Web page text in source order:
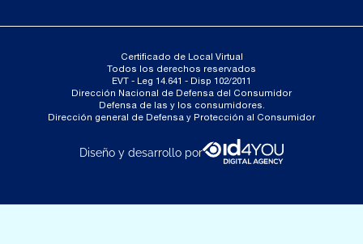
Certificado de Local Virtual
Todos los derechos reservados
EVT - Leg 14.641 - Disp 102/2011
Dirección Nacional de Defensa del Consumidor
Defensa de las y los consumidores.
Dirección general de Defensa y Protección al Consumidor
Diseño y desarrollo por